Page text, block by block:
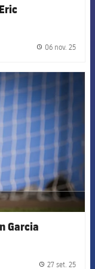
06 nov. 25
badge
Garcia
27 set. 25